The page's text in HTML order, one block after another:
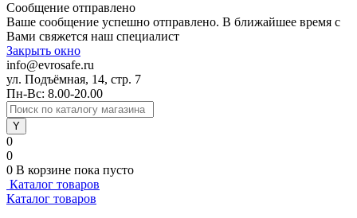
Сообщение отправлено
Ваше сообщение успешно отправлено. В ближайшее время с
Вами свяжется наш специалист
Закрыть окно
info@evrosafe.ru
ул. Подъёмная, 14, стр. 7
Пн-Вс: 8.00-20.00
0
0
0 В корзине пока пусто
Каталог товаров
Каталог товаров